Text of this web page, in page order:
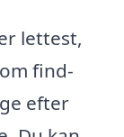
lettest,
find-
efter